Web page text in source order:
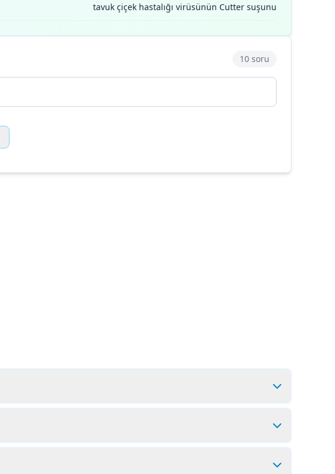
tavuk çiçek hastalığı virüsünün Cutter suşunu
10 soru